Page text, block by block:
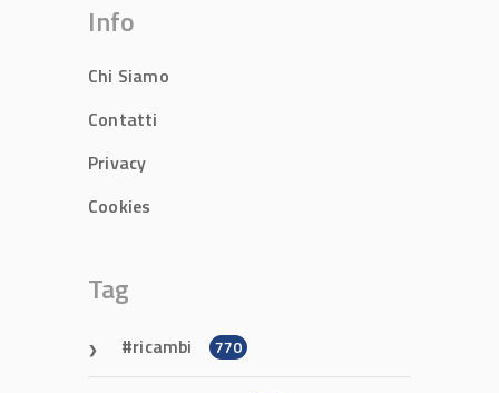
Info
Chi Siamo
Contatti
Privacy
Cookies
Tag
ricambi 770